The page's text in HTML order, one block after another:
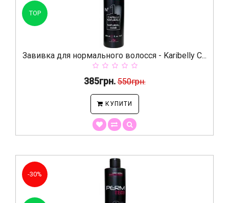
TOP
Завивка для нормального волосся - Karibelly C...
385грн. 550грн.
КУПИТИ
-30%